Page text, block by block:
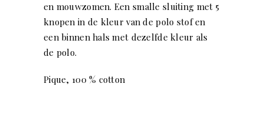
en mouwzomen. Een smalle sluiting met 5
knopen in de kleur van de polo stof en
een binnen hals met dezelfde kleur als
de polo.
Pique, 100 % cotton